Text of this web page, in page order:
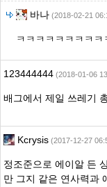
바나 (2018-02-21
ㅋㅋㅋㅋㅋㅋㅋㅋㅋ
123444444 (2018-01-06
배그에서 제일 쓰레기
Kcrysis (2017-12-27
정조준으로 에이알 든
만 그지 같은 연사력과